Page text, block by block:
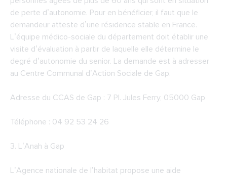
de perte d’autonomie. Pour en bénéficier, il faut que le
demandeur atteste d’une résidence stable en France.
L’équipe médico-sociale du département doit établir une
visite d’évaluation à partir de laquelle elle détermine le
degré d’autonomie du senior. La demande est à adresser
au Centre Communal d’Action Sociale de Gap.
Adresse du CCAS de Gap : 7 Pl. Jules Ferry, 05000 Gap
Téléphone : 04 92 53 24 26
3. L’Anah à Gap
L’Agence nationale de l’habitat propose une aide